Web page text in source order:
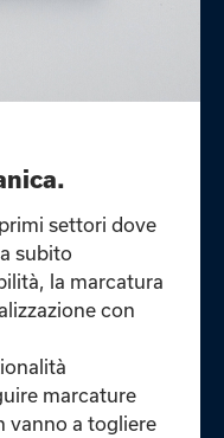
settori dove
subito
la marcatura
con
marcature
vanno a togliere